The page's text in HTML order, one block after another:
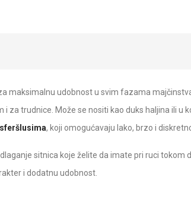
maksimalnu udobnost u svim fazama
trudnice. Može se nositi kao duks haljina ili u
, koji omogućavaju lako, brzo i
sitnica koje želite da imate pri ruci tokom
i dodatnu udobnost.